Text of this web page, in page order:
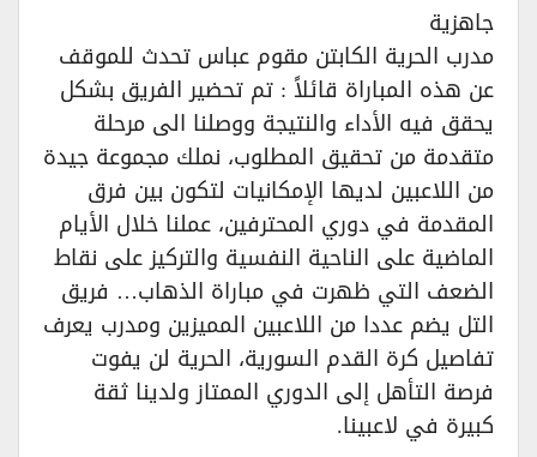
جاهزية
مدرب الحرية الكابتن مقوم عباس تحدث للموقف
عن هذه المباراة قائلاً : تم تحضير الفريق بشكل
يحقق فيه الأداء والنتيجة ووصلنا الى مرحلة
متقدمة من تحقيق المطلوب، نملك مجموعة جيدة
من اللاعبين لديها الإمكانيات لتكون بين فرق
المقدمة في دوري المحترفين، عملنا خلال الأيام
الماضية على الناحية النفسية والتركيز على نقاط
الضعف التي ظهرت في مباراة الذهاب… فريق
التل يضم عددا من اللاعبين المميزين ومدرب يعرف
تفاصيل كرة القدم السورية، الحرية لن يفوت
فرصة التأهل إلى الدوري الممتاز ولدينا ثقة
كبيرة في لاعبينا.